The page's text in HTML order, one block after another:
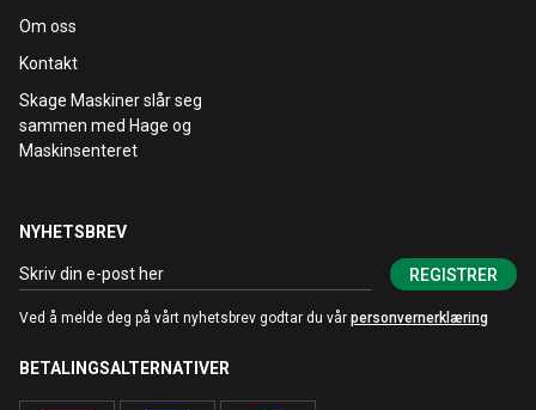
Om oss
Kontakt
Skage Maskiner slår seg
sammen med Hage og
Maskinsenteret
NYHETSBREV
REGISTRER
Ved å melde deg på vårt nyhetsbrev godtar du vår personvernerklæring
BETALINGSALTERNATIVER